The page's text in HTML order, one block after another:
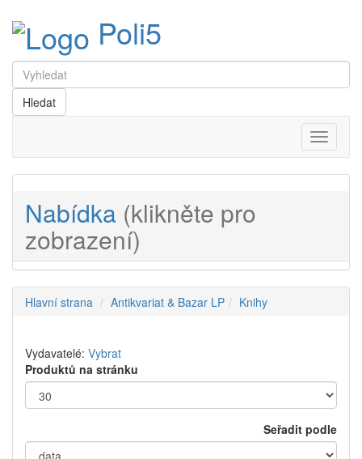
Poli5
Menu
Nabídka (klikněte pro
zobrazení)
Hlavní strana Antikvariat & Bazar LP Knihy
Vydavatelé: Vybrat
Produktů na stránku
Seřadit podle